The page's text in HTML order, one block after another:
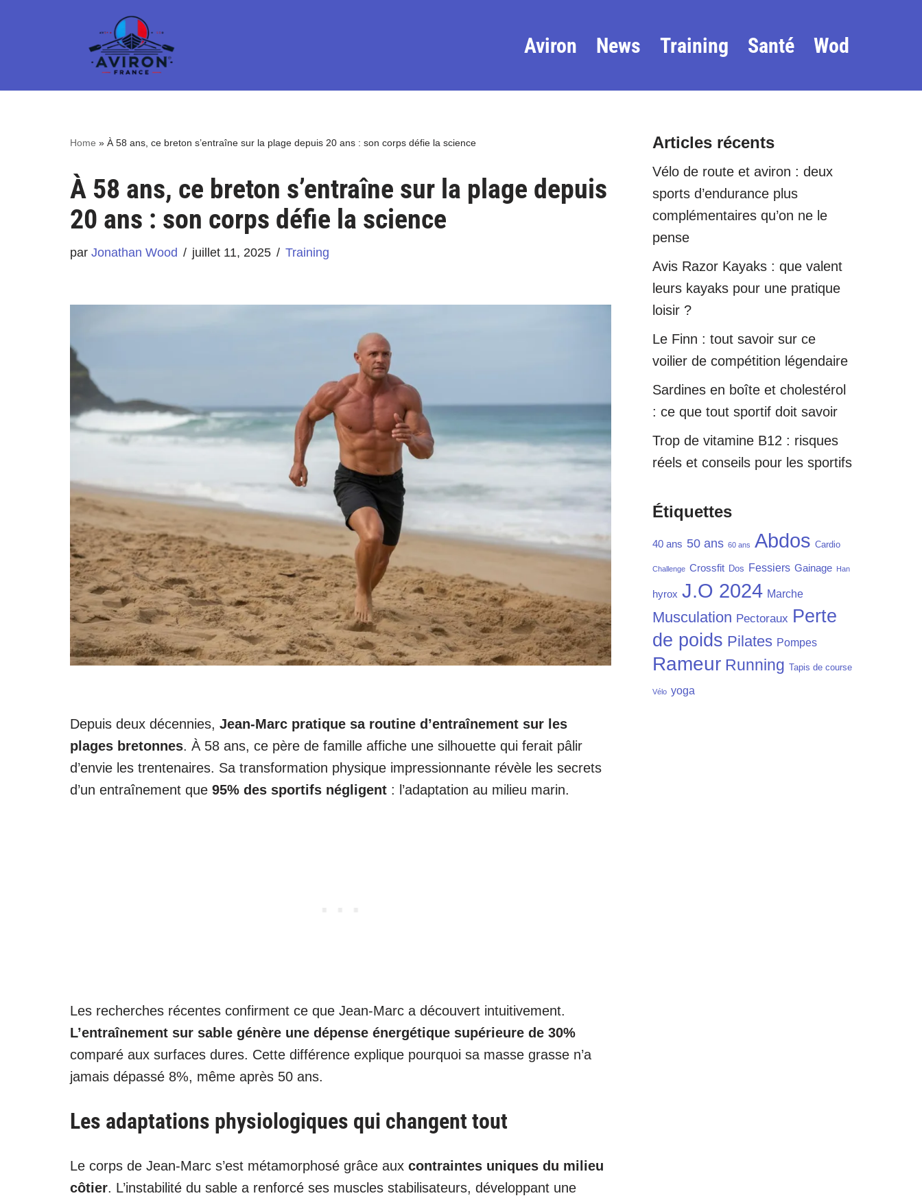
Aviron News Training Santé Wod
Home » À 58 ans, ce breton s’entraîne sur la plage depuis 20 ans : son corps défie la science
À 58 ans, ce breton s’entraîne sur la plage depuis
20 ans : son corps défie la science
par Jonathan Wood juillet 11, 2025 Training
Depuis deux décennies, Jean-Marc pratique sa routine d’entraînement sur les
plages bretonnes. À 58 ans, ce père de famille affiche une silhouette qui ferait pâlir
d’envie les trentenaires. Sa transformation physique impressionnante révèle les secrets
d’un entraînement que 95% des sportifs négligent : l’adaptation au milieu marin.
Les recherches récentes confirment ce que Jean-Marc a découvert intuitivement.
L’entraînement sur sable génère une dépense énergétique supérieure de 30%
comparé aux surfaces dures. Cette différence explique pourquoi sa masse grasse n’a
jamais dépassé 8%, même après 50 ans.
Les adaptations physiologiques qui changent tout
Le corps de Jean-Marc s’est métamorphosé grâce aux contraintes uniques du milieu
côtier. L’instabilité du sable a renforcé ses muscles stabilisateurs, développant une
Articles récents
Vélo de route et aviron : deux
sports d’endurance plus
complémentaires qu’on ne le
pense
Avis Razor Kayaks : que valent
leurs kayaks pour une pratique
loisir ?
Le Finn : tout savoir sur ce
voilier de compétition légendaire
Sardines en boîte et cholestérol
: ce que tout sportif doit savoir
Trop de vitamine B12 : risques
réels et conseils pour les sportifs
Étiquettes
40 ans 50 ans 60 ans Abdos Cardio
Challenge Crossfit Dos Fessiers Gainage Han
hyrox J.O 2024 Marche
Musculation Pectoraux Perte
de poids Pilates Pompes
Rameur Running Tapis de course
Vélo yoga